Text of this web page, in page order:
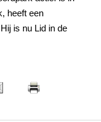
heeft een
is nu Lid in de